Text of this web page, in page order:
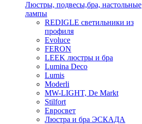
Люстры, подвесы,бра, настольные
лампы
REDIGLE светильники из
профиля
Evoluce
FERON
LEEK люстры и бра
Lumina Deco
Lumis
Moderli
MW-LIGHT, De Markt
Stilfort
Евросвет
Люстра и бра ЭСКАДА